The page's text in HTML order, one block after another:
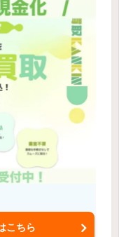
こちら